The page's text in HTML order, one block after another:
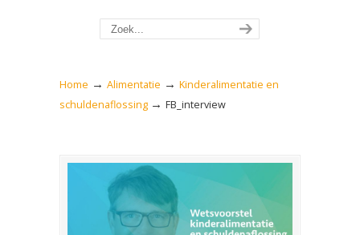
Home → Alimentatie → Kinderalimentatie en
schuldenaflossing → FB_interview